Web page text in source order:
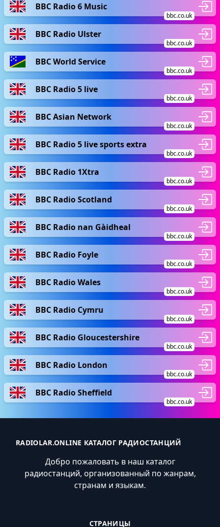
BBC Radio 6 Music
bbc.co.uk
BBC Radio Ulster
bbc.co.uk
BBC World Service
bbc.co.uk
BBC Radio 5 live
bbc.co.uk
BBC Asian Network
bbc.co.uk
BBC Radio 5 live sports extra
bbc.co.uk
BBC Radio 1Xtra
bbc.co.uk
BBC Radio Scotland
bbc.co.uk
BBC Radio nan Gàidheal
bbc.co.uk
BBC Radio Foyle
bbc.co.uk
BBC Radio Wales
bbc.co.uk
BBC Radio Cymru
bbc.co.uk
BBC Radio Gloucestershire
bbc.co.uk
BBC Radio London
bbc.co.uk
BBC Radio Sheffield
bbc.co.uk
RADIOLAR.ONLINE КАТАЛОГ РАДИОСТАНЦИЙ
Добро пожаловать в наш каталог
радиостанций, организованный по жанрам,
странам и языкам.
СТРАНИЦЫ